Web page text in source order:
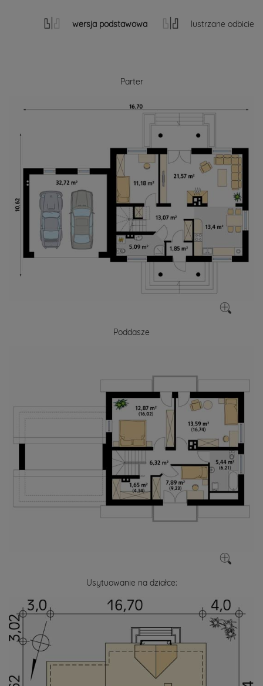
wersja podstawowa lustrzane odbicie
Parter
Poddasze
Usytuowanie na działce: